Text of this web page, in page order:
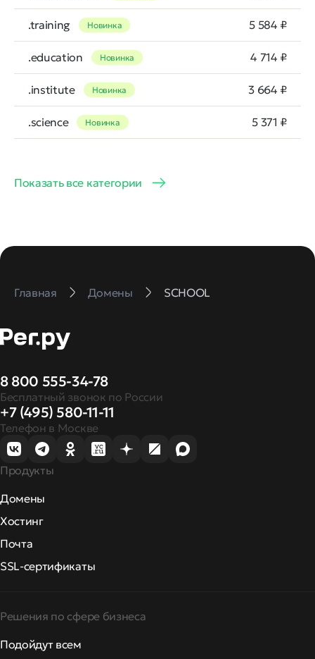
.training Новинка 5 584 ₽
.education Новинка 4 714 ₽
.institute Новинка 3 664 ₽
.science Новинка 5 371 ₽
Показать все категории
Главная Домены SCHOOL
8 800 555-34-78
Бесплатный звонок по России
+7 (495) 580-11-11
Телефон в Москве
Продукты
Домены
Хостинг
Почта
SSL-сертификаты
Решения по сфере бизнеса
Подойдут всем